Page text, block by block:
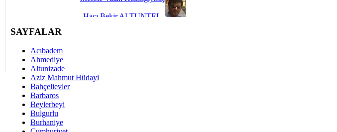
Hacı Bekir ALTUNTEL
Dünya Fani, Ama Kısa Bir Süre De Olsa Burdayız
Hukukun Adaleti Kalmadı Üstadım!
İmar Sorunlarının Genel Çözümü ''Riskli Alan Dönüşümü''
SAYFALAR
Acıbadem
Ahmediye
Altunizade
Aziz Mahmut Hüdayi
Bahçelievler
Barbaros
Beylerbeyi
Bulgurlu
Burhaniye